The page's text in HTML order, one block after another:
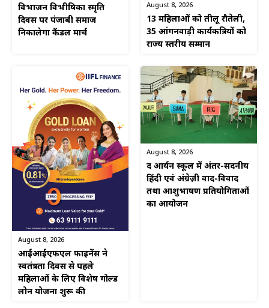
विभाजन विभीषिका स्मृति
दिवस पर पंजाबी समाज
निकालेगा कैंडल मार्च
August 8, 2026
13 महिलाओं को तीलू रौतेली,
35 आंगनवाड़ी कार्यकत्रियों को
राज्य स्तरीय सम्मान
August 8, 2026
आईआईएफएल फाइनेंस ने
स्वतंत्रता दिवस से पहले
महिलाओं के लिए विशेष गोल्ड
लोन योजना शुरू की
August 8, 2026
द आर्यन स्कूल में अंतर-सदनीय
हिंदी एवं अंग्रेज़ी वाद-विवाद
तथा आशुभाषण प्रतियोगिताओं
का आयोजन